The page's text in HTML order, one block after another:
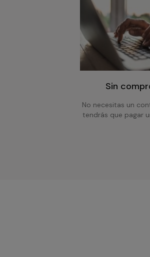
Sin
No necesitas un
tendrás que pagar